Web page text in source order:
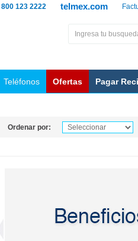
telmex.com
800 123 2222
Teléfonos Ofertas Pagar
Ordenar por: